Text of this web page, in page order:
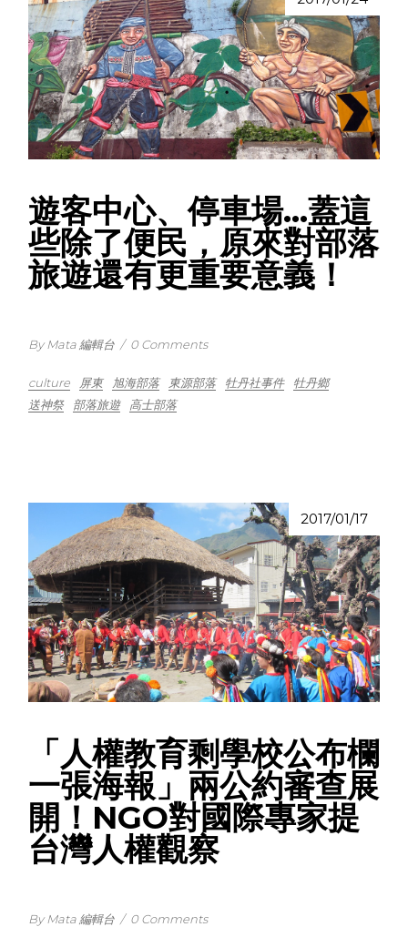
遊客中心、停車場…蓋這
些除了便民，原來對部落
旅遊還有更重要意義！
By Mata 編輯台 / 0 Comments
culture 屏東 旭海部落 東源部落 牡丹社事件
牡丹鄉
送神祭
部落旅遊 高士部落
2017/01/17
「人權教育剩學校公布欄
一張海報」兩公約審查展
開！NGO對國際專家提
台灣人權觀察
By Mata 編輯台 / 0 Comments